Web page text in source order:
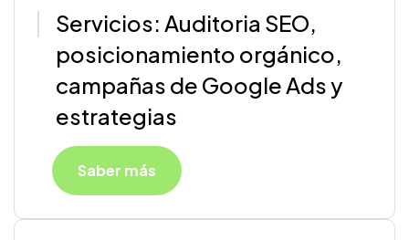
Servicios: Auditoria SEO,
posicionamiento orgánico,
campañas de Google Ads y
estrategias
Saber más